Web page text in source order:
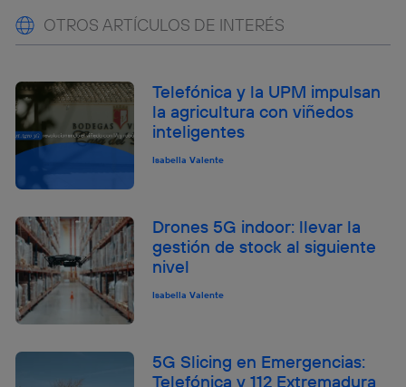
OTROS ARTÍCULOS DE INTERÉS
Telefónica y la UPM impulsan
la agricultura con viñedos
inteligentes
Isabella Valente
Drones 5G indoor: llevar la
gestión de stock al siguiente
nivel
Isabella Valente
5G Slicing en Emergencias:
Telefónica y 112 Extremadura